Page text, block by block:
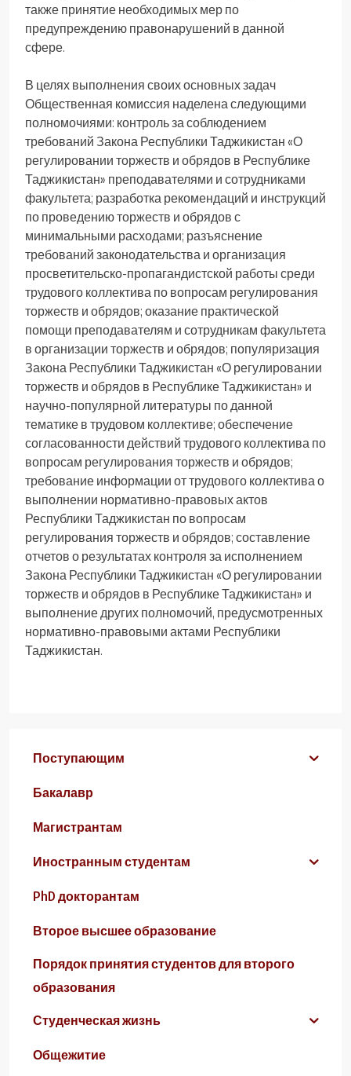
также принятие необходимых мер по
предупреждению правонарушений в данной
сфере.
В целях выполнения своих основных задач
Общественная комиссия наделена следующими
полномочиями: контроль за соблюдением
требований Закона Республики Таджикистан «О
регулировании торжеств и обрядов в Республике
Таджикистан» преподавателями и сотрудниками
факультета; разработка рекомендаций и инструкций
по проведению торжеств и обрядов с
минимальными расходами; разъяснение
требований законодательства и организация
просветительско-пропагандистской работы среди
трудового коллектива по вопросам регулирования
торжеств и обрядов; оказание практической
помощи преподавателям и сотрудникам факультета
в организации торжеств и обрядов; популяризация
Закона Республики Таджикистан «О регулировании
торжеств и обрядов в Республике Таджикистан» и
научно-популярной литературы по данной
тематике в трудовом коллективе; обеспечение
согласованности действий трудового коллектива по
вопросам регулирования торжеств и обрядов;
требование информации от трудового коллектива о
выполнении нормативно-правовых актов
Республики Таджикистан по вопросам
регулирования торжеств и обрядов; составление
отчетов о результатах контроля за исполнением
Закона Республики Таджикистан «О регулировании
торжеств и обрядов в Республике Таджикистан» и
выполнение других полномочий, предусмотренных
нормативно-правовыми актами Республики
Таджикистан.
Поступающим
Бакалавр
Магистрантам
Иностранным студентам
PhD докторантам
Второе высшее образование
Порядок принятия студентов для второго
образования
Студенческая жизнь
Общежитие